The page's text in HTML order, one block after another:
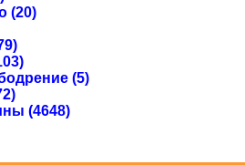
(20)
(5)
(4648)